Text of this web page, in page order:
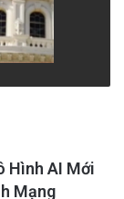
Hình AI Mới
Mạng